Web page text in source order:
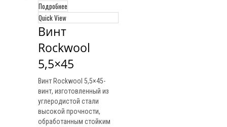
Подробнее
Quick View
Винт
Rockwool
5,5×45
Винт Rockwool 5,5×45-
винт, изготовленный из
углеродистой стали
высокой прочности,
обработанным стойким